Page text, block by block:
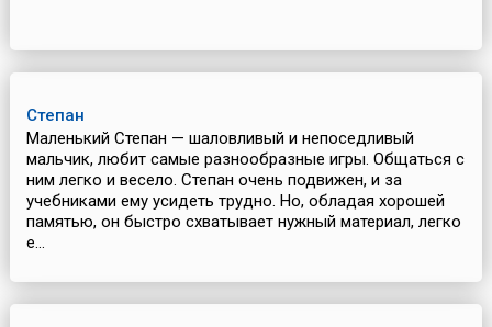
Степан
Маленький Степан — шаловливый и непоседливый
мальчик, любит самые разнообразные игры. Общаться с
ним легко и весело. Степан очень подвижен, и за
учебниками ему усидеть трудно. Но, обладая хорошей
памятью, он быстро схватывает нужный материал, легко
е...